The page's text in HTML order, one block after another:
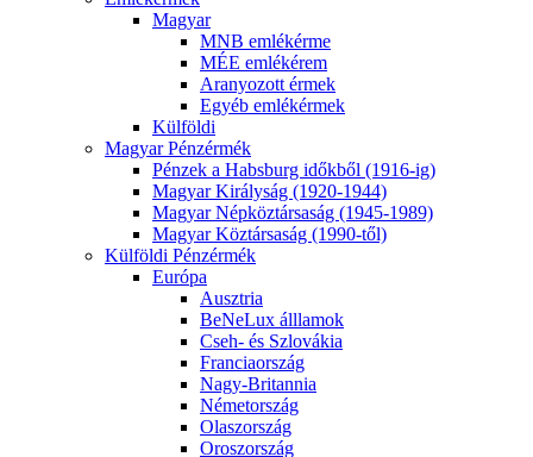
Magyar
MNB emlékérme
MÉE emlékérem
Aranyozott érmek
Egyéb emlékérmek
Külföldi
Magyar Pénzérmék
Pénzek a Habsburg időkből (1916-ig)
Magyar Királyság (1920-1944)
Magyar Népköztársaság (1945-1989)
Magyar Köztársaság (1990-től)
Külföldi Pénzérmék
Európa
Ausztria
BeNeLux álllamok
Cseh- és Szlovákia
Franciaország
Nagy-Britannia
Németország
Olaszország
Oroszország